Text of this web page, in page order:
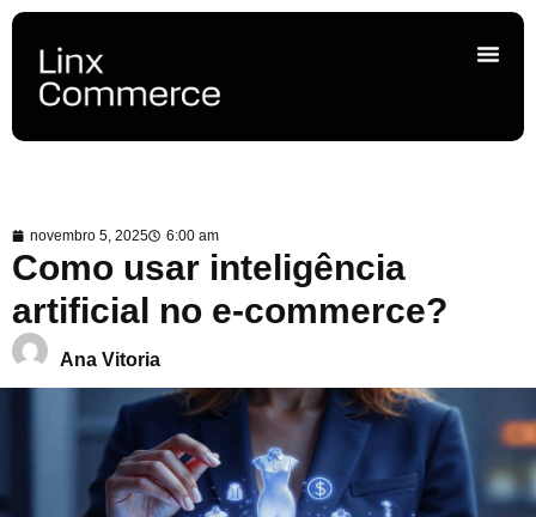
novembro 5, 2025 6:00 am
Como usar inteligência
artificial no e-commerce?
Ana Vitoria